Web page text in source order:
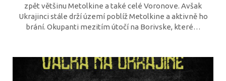
zpět většinu Metolkine a také celé Voronove. Avšak
Ukrajinci stále drží území poblíž Metolkine a aktivně ho
brání. Okupanti mezitím útočí na Borivske, které…